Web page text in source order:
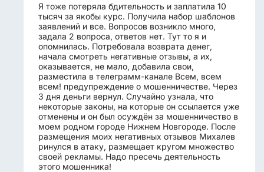
Я тоже потеряла бдительность и заплатила 10
тысяч за якобы курс. Получила набор шаблонов
заявлений и все. Вопросов возникло много,
задала 2 вопроса, ответов нет. Тут то я и
опомнилась. Потребовала возврата денег,
начала смотреть негативные отзывы, а их,
оказывается, не мало, добавила свои,
разместила в телеграмм-канале Всем, всем
всем! предупреждение о мошенничестве. Через
3 дня деньги вернул. Случайно узнала, что
некоторые законы, на которые он ссылается уже
отменены и он был осуждён за мошенничество в
моем родном городе Нижнем Новгороде. После
размещения моих негативных отзывов Михалев
ринулся в атаку, размещает кругом множество
своей рекламы. Надо пресечь деятельность
этого мошенника!